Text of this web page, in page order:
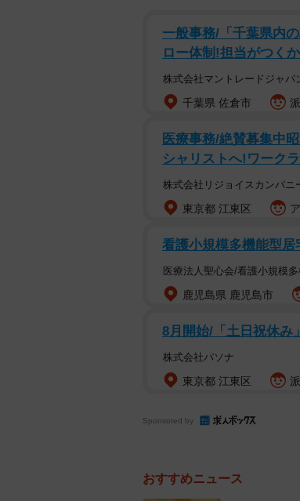
一般事務/「千葉県内
ロー体制!担当がつく
株式会社マントレードジャパ
千葉県 佐倉市
医療事務/絶賛募集中
シャリストへ!ワーク
株式会社リジョイスカンパニ
東京都 江東区
看護小規模多機能型
医療法人聖心会/看護小規模
鹿児島県 鹿児島市
8月開始/「土日祝休み
株式会社パソナ
東京都 江東区
Sponsored by
おすすめニュース